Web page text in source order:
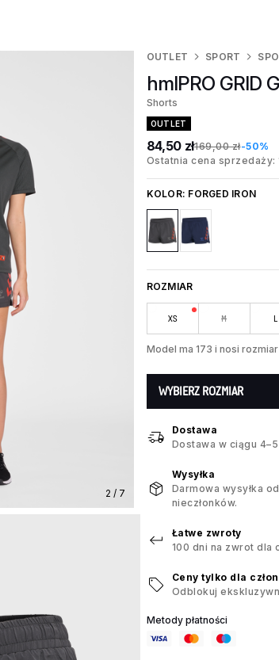
2 / 7
OUTLET SPORT
hmlPRO GRID
Shorts
OUTLET
84,50 zł169,00 zł-50%
Ostatnia cena sprzedaży:
KOLOR: FORGED IRON
ROZMIAR
XS M L
Model ma 173 i nosi rozmiar
WYBIERZ ROZMIAR
Dostawa
Dostawa w ciągu
Wysyłka
Darmowa wysyłka
nieczłonków.
Łatwe zwroty
100 dni na zwrot dla
Ceny tylko dla
Odblokuj
Metody płatności